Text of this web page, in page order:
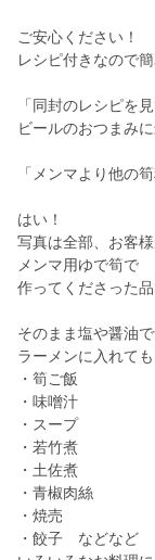
ご安心ください！
レシピ付きなので
「同封のレシピを
ビールのおつまみ
「メンマより他の
はい！
写真は全部、お客
メンマ用ゆで筍で
作ってくださった
そのまま塩や醤油
ラーメンに入れても
・筍ご飯
・味噌汁
・スープ
・若竹煮
・土佐煮
・青椒肉絲
・焼売
・餃子 などなど